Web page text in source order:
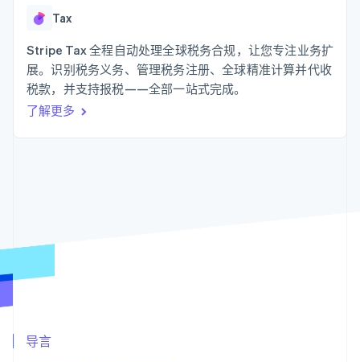
加速结账
更多
Product roadmap
碳移除
按行业
AI 企业
酒店、旅游与休闲
应用程序集成
代码示例
开发者博客
Stripe Press
联系销售
Tax
Stripe Tax 全程自动处理全球税务合规，让您专注业务扩
展。识别税务义务、管理税务注册、全球精准计算并代收
税款，并支持报税——全部一站式完成。
了解更多
导言